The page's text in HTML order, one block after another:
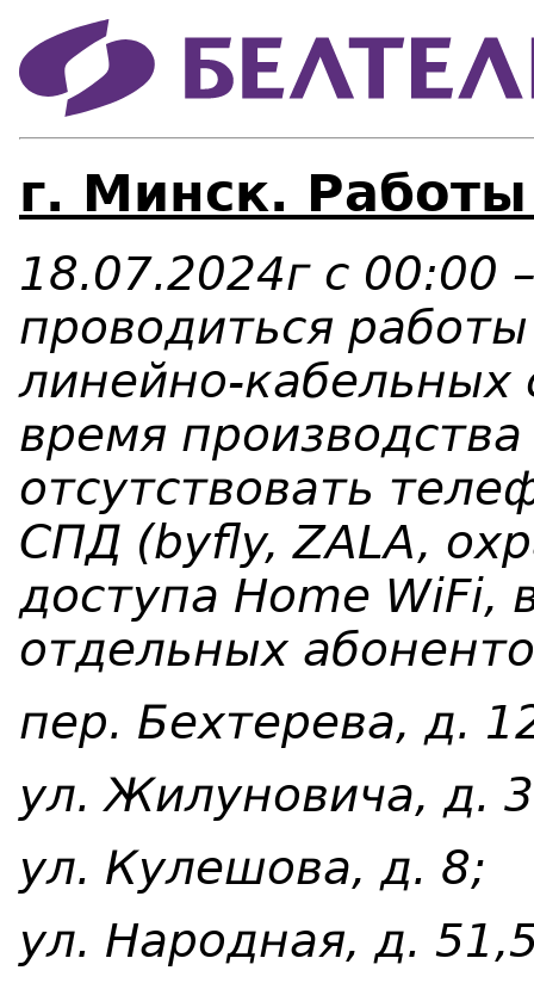
г. Минск.
18.07.2024г с 00:00
проводиться
линейно-кабельных
время
отсутствовать
СПД (byfly, ZALA,
доступа Home WiFi,
отдельных
пер. Бехтерева, д.
ул. Жилуновича, д.
ул. Кулешова, д. 8;
ул. Народная, д.